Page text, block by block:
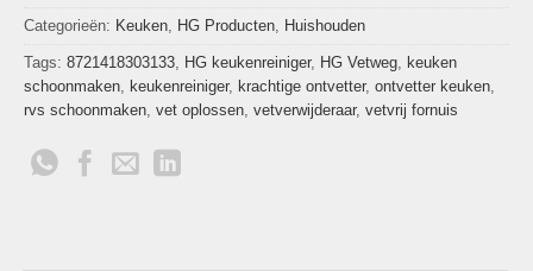
Categorieën: Keuken HG Producten Huishouden
Tags: 8721418303133 HG keukenreiniger, HG Vetweg
keuken
schoonmaken
keukenreiniger, krachtige ontvetter, ontvetter keuken
rvs schoonmaken vet oplossen vetverwijderaar, vetvrij fornuis